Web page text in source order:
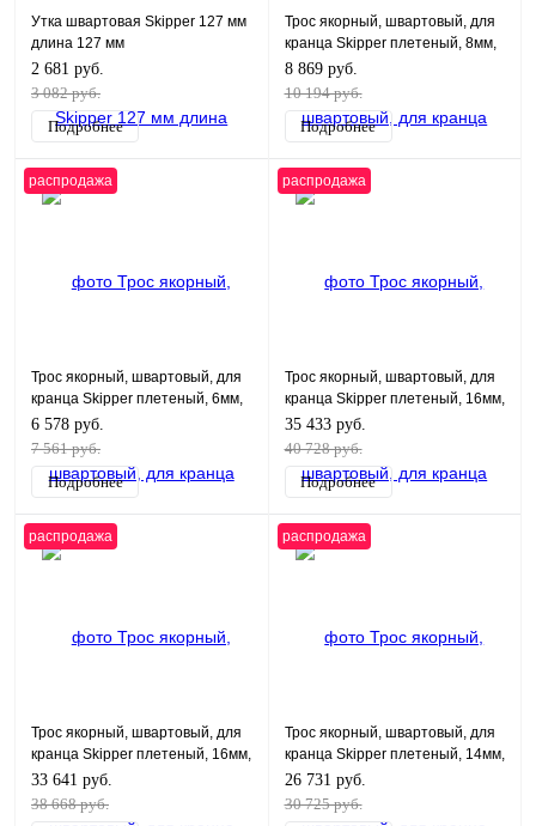
Утка швартовая Skipper 127 мм
длина 127 мм
2 681 руб.
3 082 руб.
Подробнее
Трос якорный, швартовый, для
кранца Skipper плетеный, 8мм,
нейлон 100м, белый
8 869 руб.
10 194 руб.
Подробнее
распродажа
Трос якорный, швартовый, для
кранца Skipper плетеный, 6мм,
нейлон 100м, синий
6 578 руб.
7 561 руб.
Подробнее
распродажа
Трос якорный, швартовый, для
кранца Skipper плетеный, 16мм,
нейлон 100м, черный
35 433 руб.
40 728 руб.
Подробнее
распродажа
Трос якорный, швартовый, для
кранца Skipper плетеный, 16мм,
нейлон 100м, белый
33 641 руб.
38 668 руб.
распродажа
Трос якорный, швартовый, для
кранца Skipper плетеный, 14мм,
нейлон 100м, черный
26 731 руб.
30 725 руб.